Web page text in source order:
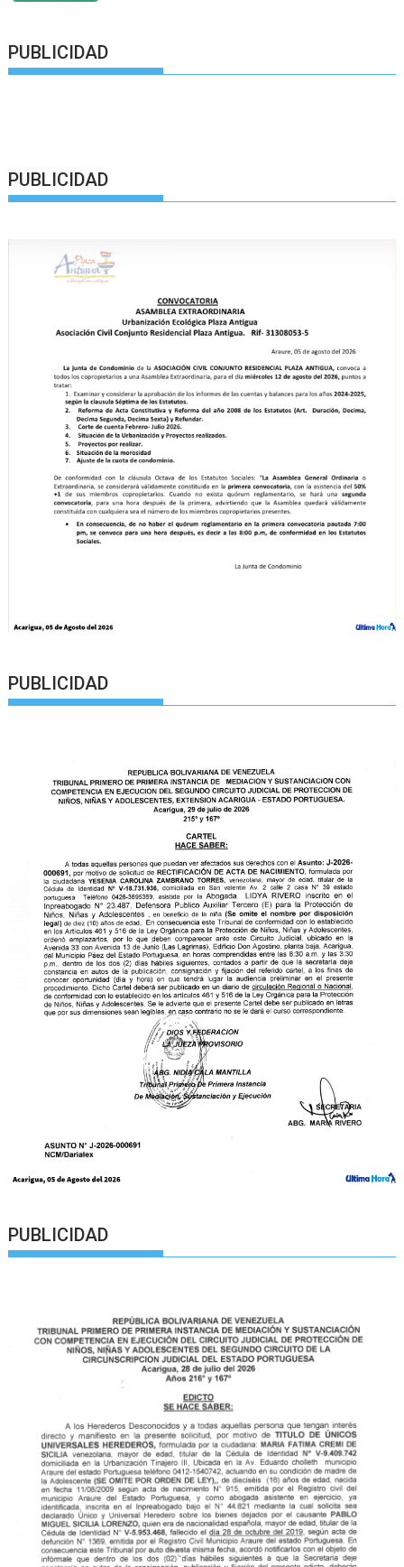
PUBLICIDAD
PUBLICIDAD
PUBLICIDAD
PUBLICIDAD